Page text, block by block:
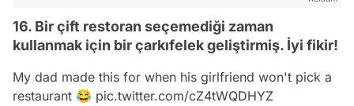
16. Bir çift restoran seçemediği zaman
kullanmak için bir çarkıfelek geliştirmiş. İyi fikir!
My dad made this for when his girlfriend won't pick a
restaurant 😂 pic.twitter.com/cZ4tWQDHYZ